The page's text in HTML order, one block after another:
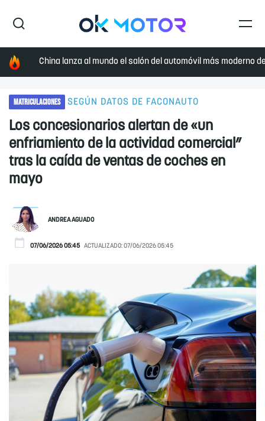
China lanza al mundo el salón del automóvil más moderno
MATRICULACIONES SEGÚN DATOS DE FACONAUTO
Los concesionarios alertan de «un
enfriamiento de la actividad comercial”
tras la caída de ventas de coches en
mayo
ANDREA AGUADO
07/06/2026 05:45 ACTUALIZADO:07/06/2026 05:45